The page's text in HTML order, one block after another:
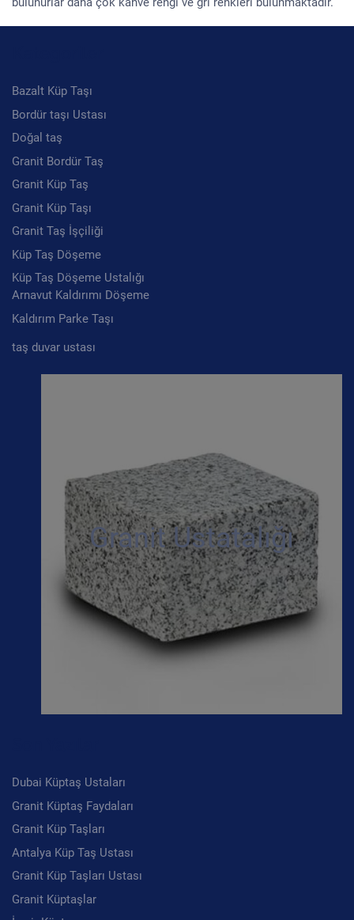
Bazalt Küp Taşı
Bordür taşı Ustası
Doğal taş
Granit Bordür Taş
Granit Küp Taş
Granit Küp Taşı
Granit Taş İşçiliği
Küp Taş Döşeme
Küp Taş Döşeme Ustalığı
Arnavut Kaldırımı Döşeme
Kaldırım Parke Taşı
taş duvar ustası
Granit Ustatalığı
Dubai Küptaş Ustaları
Granit Küptaş Faydaları
Granit Küp Taşları
Antalya Küp Taş Ustası
Granit Küp Taşları Ustası
Granit Küptaşlar